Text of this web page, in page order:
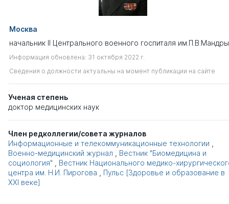
Москва
начальник II Центрального военного госпиталя
Информация обновлена: 31 октября 2022 г.
Сведения о должности актуальны на момент публикации на сайте
Ученая степень
доктор медицинских наук
Член редколлегии/совета журналов
Информационные и телекоммуникационные технологии
Военно-медицинский журнал
Вестник "Биомедицина и
социология"
Вестник Национального медико-
центра им. Н.И. Пирогова
Пульс [Здоровье и образование в
XXI веке]